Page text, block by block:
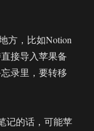
方，比如Notion
接导入苹果备
录里，要转移
记的话，可能苹